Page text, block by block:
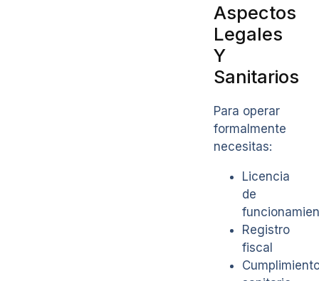
Aspectos
Legales
Y
Sanitarios
Para operar
formalmente
necesitas:
Licencia
de
Registro
fiscal